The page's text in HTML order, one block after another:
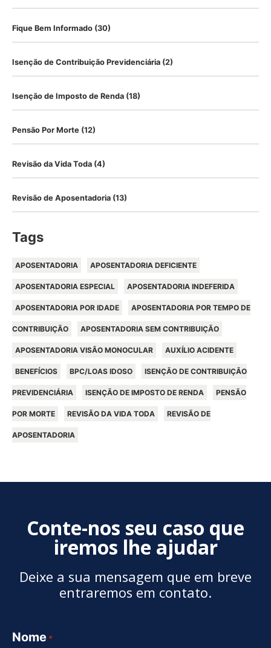
Fique Bem Informado (30)
Isenção de Contribuição Previdenciária (2)
Isenção de Imposto de Renda (18)
Pensão Por Morte (12)
Revisão da Vida Toda (4)
Revisão de Aposentadoria (13)
Tags
APOSENTADORIA APOSENTADORIA DEFICIENTE
APOSENTADORIA ESPECIAL APOSENTADORIA INDEFERIDA
APOSENTADORIA POR IDADE APOSENTADORIA POR TEMPO DE
CONTRIBUIÇÃO APOSENTADORIA SEM CONTRIBUIÇÃO
APOSENTADORIA VISÃO MONOCULAR AUXÍLIO ACIDENTE
BENEFÍCIOS BPC/LOAS IDOSO ISENÇÃO DE CONTRIBUIÇÃO
PREVIDENCIÁRIA ISENÇÃO DE IMPOSTO DE RENDA PENSÃO
POR MORTE REVISÃO DA VIDA TODA REVISÃO DE
APOSENTADORIA
Conte-nos seu caso que
iremos lhe ajudar
Deixe a sua mensagem que em breve
entraremos em contato.
Nome *